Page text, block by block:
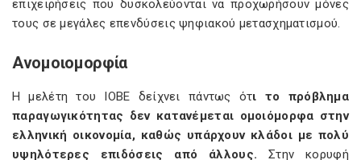
επιχειρήσεις που δυσκολεύονται να προχωρήσουν μόνες
τους σε μεγάλες επενδύσεις ψηφιακού μετασχηματισμού.
Ανομοιομορφία
Η μελέτη του ΙΟΒΕ δείχνει πάντως ότι το πρόβλημα
παραγωγικότητας δεν κατανέμεται ομοιόμορφα στην
ελληνική οικονομία, καθώς υπάρχουν κλάδοι με πολύ
υψηλότερες επιδόσεις από άλλους. Στην κορυφή